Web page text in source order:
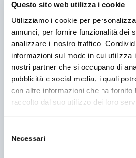
Questo sito web utilizza i cookie
Utilizziamo i cookie per
annunci, per fornire funzionalità dei
analizzare il nostro traffico.
informazioni sul modo in cui utilizza
nostri partner che si occupano di
pubblicità e social media, i quali
con altre informazioni che ha fornito
raccolto dal suo utilizzo dei loro
delNecessari
a livello globale. Volantini di
regolazione, maniglie, indicatori di
cerniere, chiusure, elementi di
sistemi oleodinamici completano
gamma disponibile sul mercato.
rete di distributori in oltre 40 paesi
servizio efficiente in tutte le
industrializzate del mondo.
Indirizzo